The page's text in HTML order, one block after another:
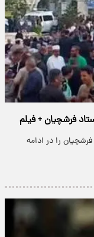
فرشچیان + فیلم
را در ادامه